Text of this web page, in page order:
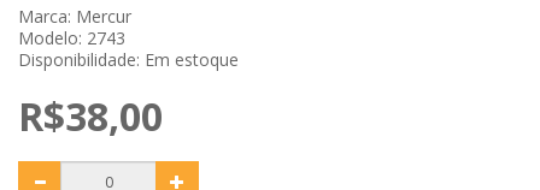
Marca: Mercur
Modelo: 2743
Disponibilidade: Em estoque
R$38,00